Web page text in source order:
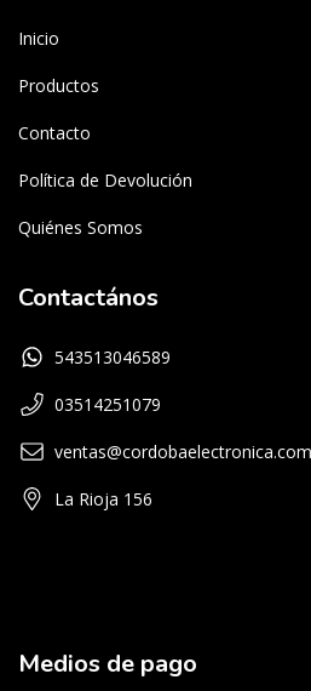
Inicio
Productos
Contacto
Política de Devolución
Quiénes Somos
Contactános
543513046589
03514251079
La Rioja 156
Medios de pago